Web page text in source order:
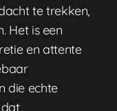
te trekken,
Het is een
en attente
die echte